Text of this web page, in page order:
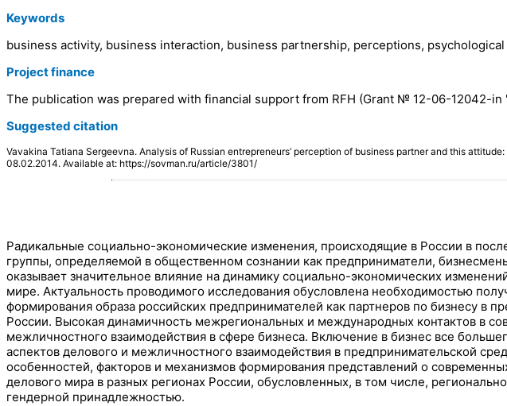
Keywords
business activity, business interaction, business partnership, perceptions,
Project finance
The publication was prepared with financial support from RFH (Grant № 12-06-12042-
Suggested citation
Vavakina Tatiana Sergeevna. Analysis of Russian entrepreneurs’ perception of business partner and this
08.02.2014. Available at: https://sovman.ru/article/3801/
Радикальные социально-экономические изменения, происходящие в России в
группы, определяемой в общественном сознании как предприниматели,
оказывает значительное влияние на динамику социально-экономических
мире. Актуальность проводимого исследования обусловлена необходимостью
формирования образа российских предпринимателей как партнеров по бизнесу
России. Высокая динамичность межрегиональных и международных контактов в
межличностного взаимодействия в сфере бизнеса. Включение в бизнес все
аспектов делового и межличностного взаимодействия в предпринимательской
особенностей, факторов и механизмов формирования представлений о
делового мира в разных регионах России, обусловленных, в том числе,
гендерной принадлежностью.